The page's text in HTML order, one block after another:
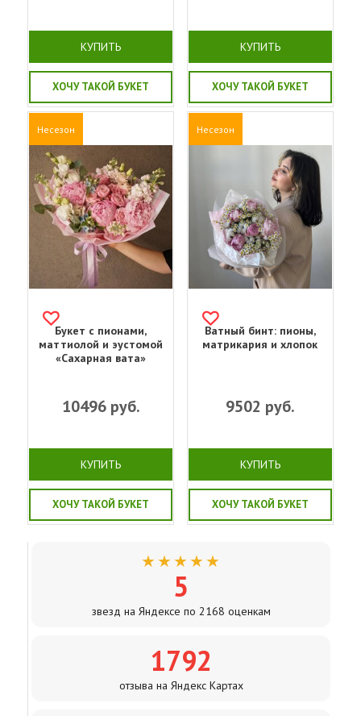
КУПИТЬ
ХОЧУ ТАКОЙ БУКЕТ
КУПИТЬ
ХОЧУ ТАКОЙ БУКЕТ
Несезон
Букет с пионами,
маттиолой и эустомой
«Сахарная вата»
10496руб.
КУПИТЬ
ХОЧУ ТАКОЙ БУКЕТ
Несезон
Ватный бинт: пионы,
матрикария и хлопок
9502 руб.
КУПИТЬ
ХОЧУ ТАКОЙ БУКЕТ
★★★★★
5
звезд на Яндексе по 2168 оценкам
1792
отзыва на Яндекс Картах